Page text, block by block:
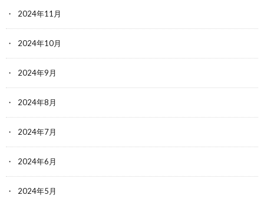
2024年11月
2024年10月
2024年9月
2024年8月
2024年7月
2024年6月
2024年5月